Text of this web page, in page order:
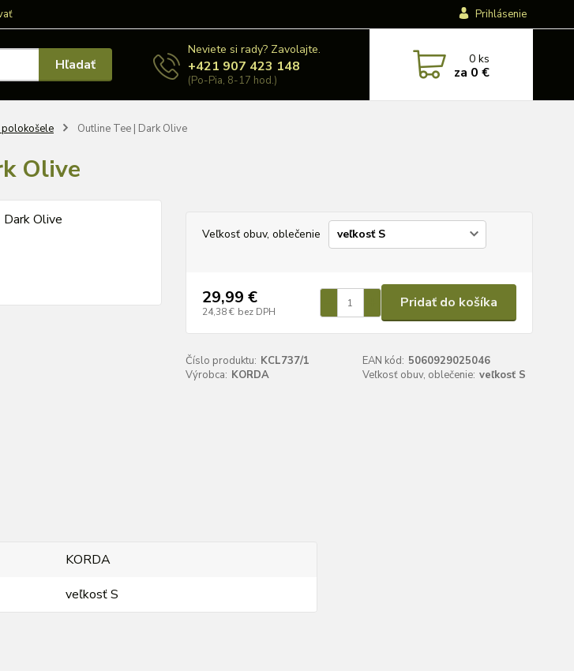
Prihlásenie
Hľadať
Neviete si rady? Zavolajte.
+421 907 423 148
(Po-Pia, 8-17 hod.)
0ks
za 0 €
polokošele Outline Tee | Dark Olive
Olive
Veľkosť obuv, oblečenie
29,99 €
24,38 € bez DPH
Pridať do košíka
Číslo produktu: KCL737/1 EAN kód: 5060929025046
Výrobca: KORDA Veľkosť obuv, oblečenie: veľkosť S
KORDA
veľkosť S